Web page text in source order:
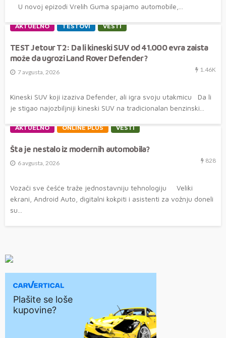
U novoj epizodi Vrelih Guma spajamo automobile,...
AKTUELNO TESTOVI VESTI
TEST Jetour T2: Da li kineski SUV od 41.000 evra zaista
može da ugrozi Land Rover Defender?
7 avgusta, 2026 1.46K
Kineski SUV koji izaziva Defender, ali igra svoju utakmicu Da li
je stigao najozbiljniji kineski SUV na tradicionalan benzinski...
AKTUELNO ONLINE PLUS VESTI
Šta je nestalo iz modernih automobila?
6 avgusta, 2026 828
Vozači sve češće traže jednostavniju tehnologiju Veliki
ekrani, Android Auto, digitalni kokpiti i asistenti za vožnju doneli
su...